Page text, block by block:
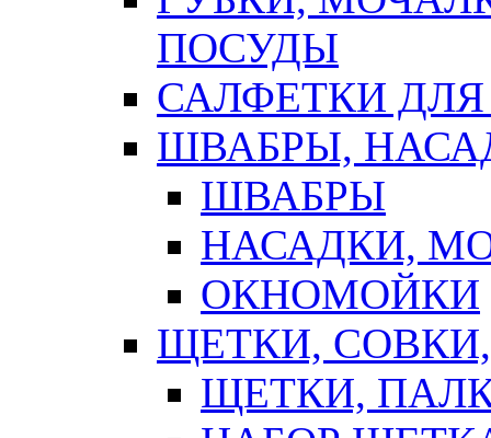
ПОСУДЫ
САЛФЕТКИ
ШВАБРЫ,
ШВАБРЫ
НАСАДКИ,
ОКНОМОЙКИ
ЩЕТКИ,
ЩЕТКИ,